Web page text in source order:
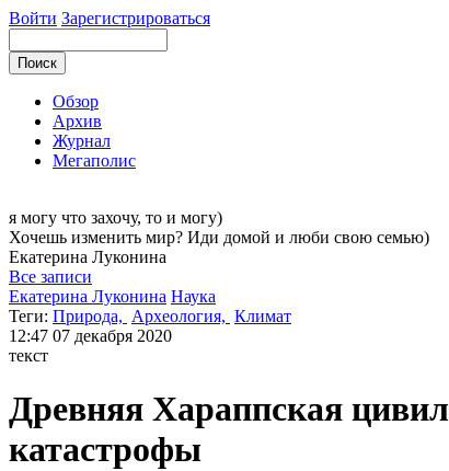
Войти Зарегистрироваться
Обзор
Архив
Журнал
Мегаполис
я могу что захочу, то и могу)
Хочешь изменить мир? Иди домой и люби свою семью)
Екатерина Луконина
Все записи
Екатерина Луконина Наука
Теги: Природа, Археология, Климат
12:47 07 декабря 2020
текст
Древняя Хараппская
катастрофы